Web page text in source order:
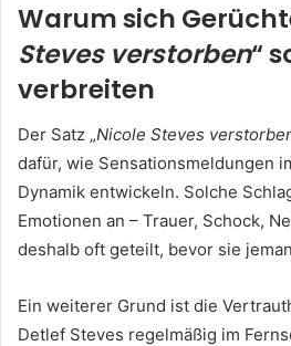
Warum sich
Steves verstorben“
verbreiten
Der Satz „Nicole Steves
dafür, wie Sensationsmeldungen
Dynamik entwickeln. Solche
Emotionen an – Trauer, Schock,
deshalb oft geteilt, bevor sie
Ein weiterer Grund ist die
Detlef Steves regelmäßig im